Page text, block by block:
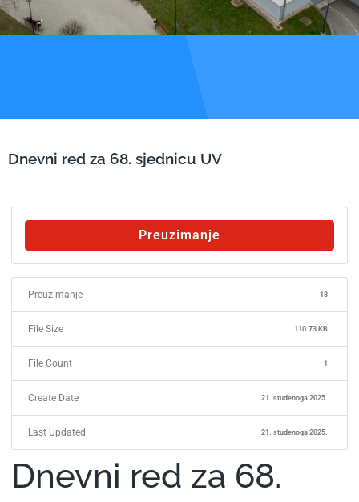
Dnevni red za 68. sjednicu UV
Preuzimanje
Preuzimanje 18
File Size 110.73 KB
File Count 1
Create Date 21. studenoga 2025.
Last Updated 21. studenoga 2025.
Dnevni red za 68.